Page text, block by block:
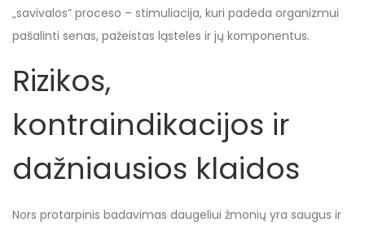
„savivalos” proceso – stimuliacija, kuri padeda organizmui
pašalinti senas, pažeistas ląsteles ir jų komponentus.
Rizikos,
kontraindikacijos ir
dažniausios klaidos
Nors protarpinis badavimas daugeliui žmonių yra saugus ir